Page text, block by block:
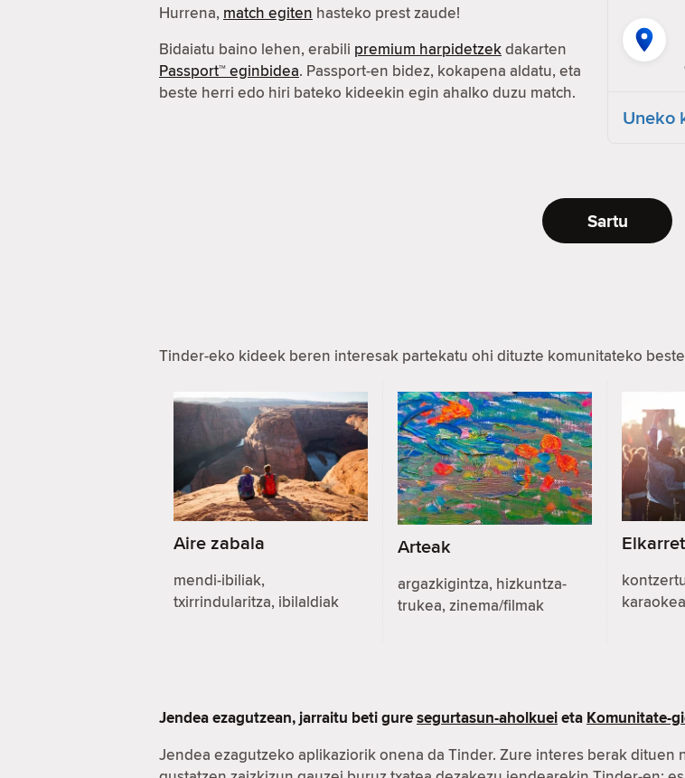
Hurrena, match egiten hasteko prest zaude!
Bidaiatu baino lehen, erabili premium harpidetzekdakarten
Passport™ eginbidea. Passport-en bidez, kokapena aldatu, eta
beste herri edo hiri bateko kideekin egin ahalko duzu match.
Uneko
Sartu
Tinder-eko kideek beren interesak partekatu ohi dituzte komunitateko
Aire zabala
mendi-ibiliak,
txirrindularitza, ibilaldiak
Arteak
argazkigintza, hizkuntza-
trukea, zinema/filmak
Jendea ezagutzean, jarraitu beti guresegurtasun-aholkueieta Komunitate-
Jendea ezagutzeko aplikaziorik onena da Tinder. Zure interes berak dituen